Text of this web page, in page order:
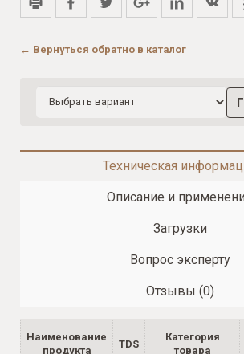
← Вернуться обратно в каталог
Техническая
Описание и
Загрузки
Вопрос эксперту
Отзывы (0)
Наименование
продукта
TDS
Категория
товара